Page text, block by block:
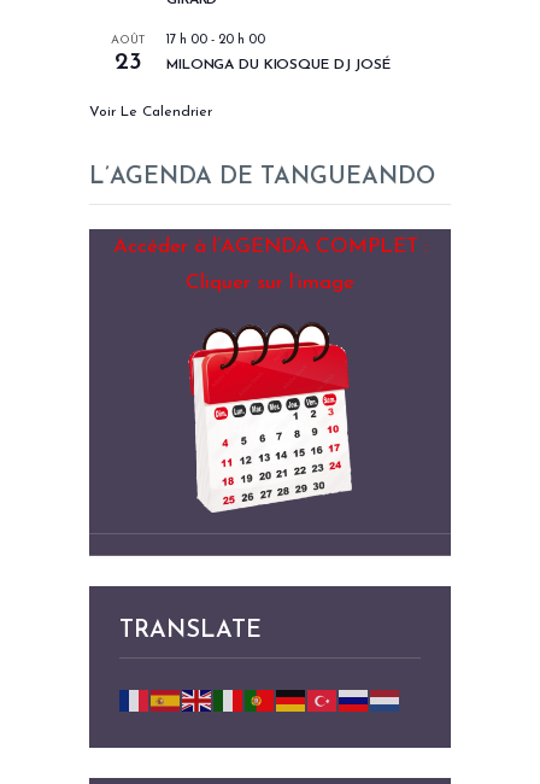
AOÛT
23
17 h 00 - 20 h 00
MILONGA DU KIOSQUE DJ JOSÉ
Voir Le Calendrier
L’AGENDA DE TANGUEANDO
Accéder à l’AGENDA COMPLET :
Cliquer sur l’image
TRANSLATE